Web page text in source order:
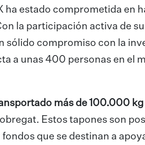
ha estado comprometida en
la participación activa de
sólido compromiso con la
a unas 400 personas en el
más de 100.000
Estos tapones son
que se destinan a